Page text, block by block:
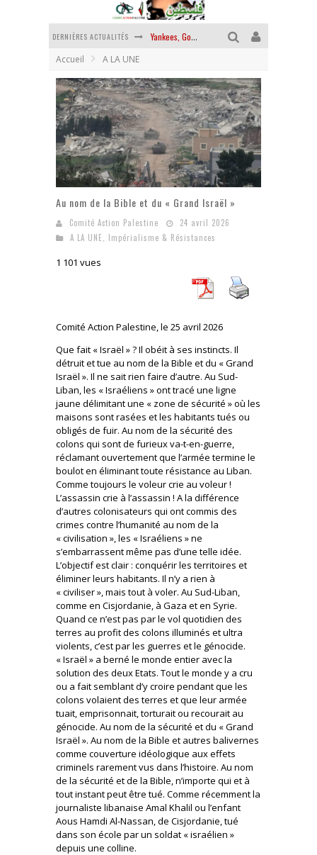
DERNIÈRES ACTUALITÉS Yankees, Go home !
La révolution ou rien
Des accords de paix sans le peuple et contre le peuple
La guerre sioniste, la guerre démographique
La banalité du mal colonial
Accueil A LA UNE
Au nom de la Bible et du « Grand Israël »
Comité Action Palestine
24 avril 2026
A LA UNE
Impérialisme & Résistances
1 101 vues
Comité Action Palestine, le 25 avril 2026
Que fait « Israël » ? Il obéit à ses instincts. Il
détruit et tue au nom de la Bible et du « Grand
Israël ». Il ne sait rien faire d’autre. Au Sud-
Liban, les « Israéliens » ont tracé une ligne
jaune délimitant une « zone de sécurité » où les
maisons sont rasées et les habitants tués ou
obligés de fuir. Au nom de la sécurité des
colons qui sont de furieux va-t-en-guerre,
réclamant ouvertement que l’armée termine le
boulot en éliminant toute résistance au Liban.
Comme toujours le voleur crie au voleur !
L’assassin crie à l’assassin ! A la différence
d’autres colonisateurs qui ont commis des
crimes contre l’humanité au nom de la
« civilisation », les « Israéliens » ne
s’embarrassent même pas d’une telle idée.
L’objectif est clair : conquérir les territoires et
éliminer leurs habitants. Il n’y a rien à
« civiliser », mais tout à voler. Au Sud-Liban,
comme en Cisjordanie, à Gaza et en Syrie.
Quand ce n’est pas par le vol quotidien des
terres au profit des colons illuminés et ultra
violents, c’est par les guerres et le génocide.
« Israël » a berné le monde entier avec la
solution des deux Etats. Tout le monde y a cru
ou a fait semblant d’y croire pendant que les
colons volaient des terres et que leur armée
tuait, emprisonnait, torturait ou recourait au
génocide. Au nom de la sécurité et du « Grand
Israël ». Au nom de la Bible et autres balivernes
comme couverture idéologique aux effets
criminels rarement vus dans l’histoire. Au nom
de la sécurité et de la Bible, n’importe qui et à
tout instant peut être tué. Comme récemment la
journaliste libanaise Amal Khalil ou l’enfant
Aous Hamdi Al-Nassan, de Cisjordanie, tué
dans son école par un soldat « israélien »
depuis une colline.